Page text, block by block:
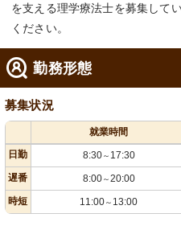
を支える理学療法士を募集して
ください。
勤務形態
募集状況
就業時間
日勤
8:30～ 17:30
遅番 8:00～20:00
時短 11:00～ 13:00